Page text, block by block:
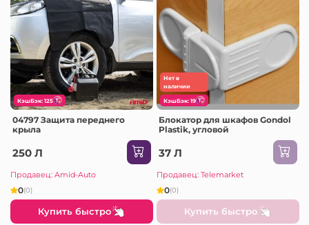
КэшБэк: 125
04797 Защита переднего
крыла
250 Л
Продавец: Amid-Auto
0(0)
Купить быстро
Нет в
наличии
КэшБэк: 19
Блокатор для шкафов Gondol
Plastik, угловой
37 Л
Продавец: Telemarket
0(0)
Купить быстро